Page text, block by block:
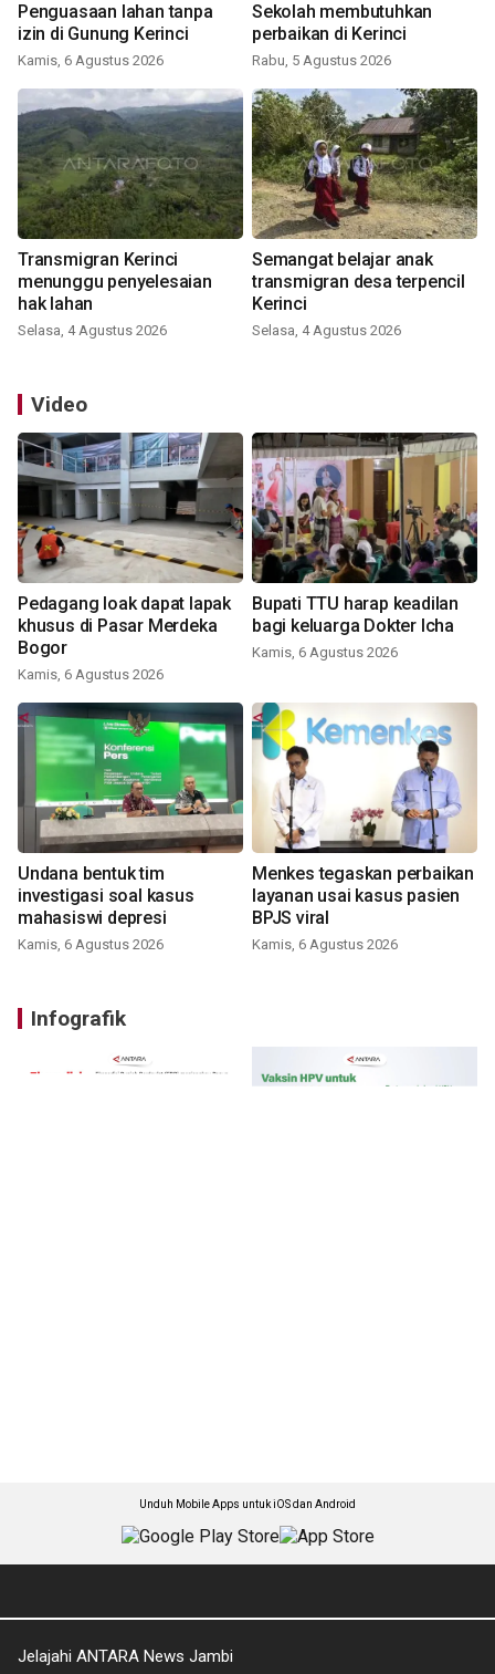
Penguasaan lahan tanpa
izin di Gunung Kerinci
Kamis, 6 Agustus 2026
Sekolah membutuhkan
perbaikan di Kerinci
Rabu, 5 Agustus 2026
Transmigran Kerinci
menunggu penyelesaian
hak lahan
Selasa, 4 Agustus 2026
Semangat belajar anak
transmigran desa terpencil
Kerinci
Selasa, 4 Agustus 2026
Video
Pedagang loak dapat lapak
khusus di Pasar Merdeka
Bogor
Kamis, 6 Agustus 2026
Bupati TTU harap keadilan
bagi keluarga Dokter Icha
Kamis, 6 Agustus 2026
Undana bentuk tim
investigasi soal kasus
mahasiswi depresi
Kamis, 6 Agustus 2026
Menkes tegaskan perbaikan
layanan usai kasus pasien
BPJS viral
Kamis, 6 Agustus 2026
Infografik
Unduh Mobile Apps untuk iOS dan Android
Jelajahi ANTARA News Jambi